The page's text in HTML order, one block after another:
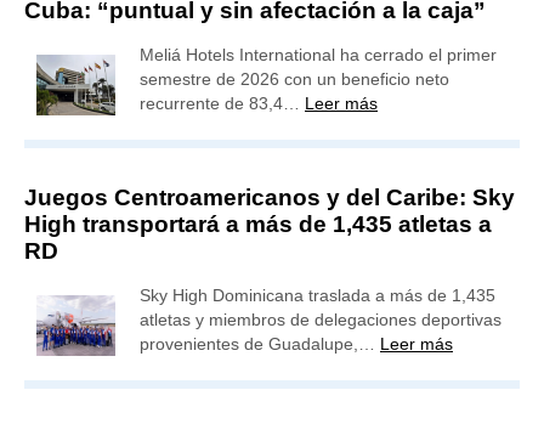
Cuba: “puntual y sin afectación a la caja”
Meliá Hotels International ha cerrado el primer
semestre de 2026 con un beneficio neto
recurrente de 83,4… Leer más
Juegos Centroamericanos y del Caribe: Sky
High transportará a más de 1,435 atletas a
RD
Sky High Dominicana traslada a más de 1,435
atletas y miembros de delegaciones deportivas
provenientes de Guadalupe,… Leer más